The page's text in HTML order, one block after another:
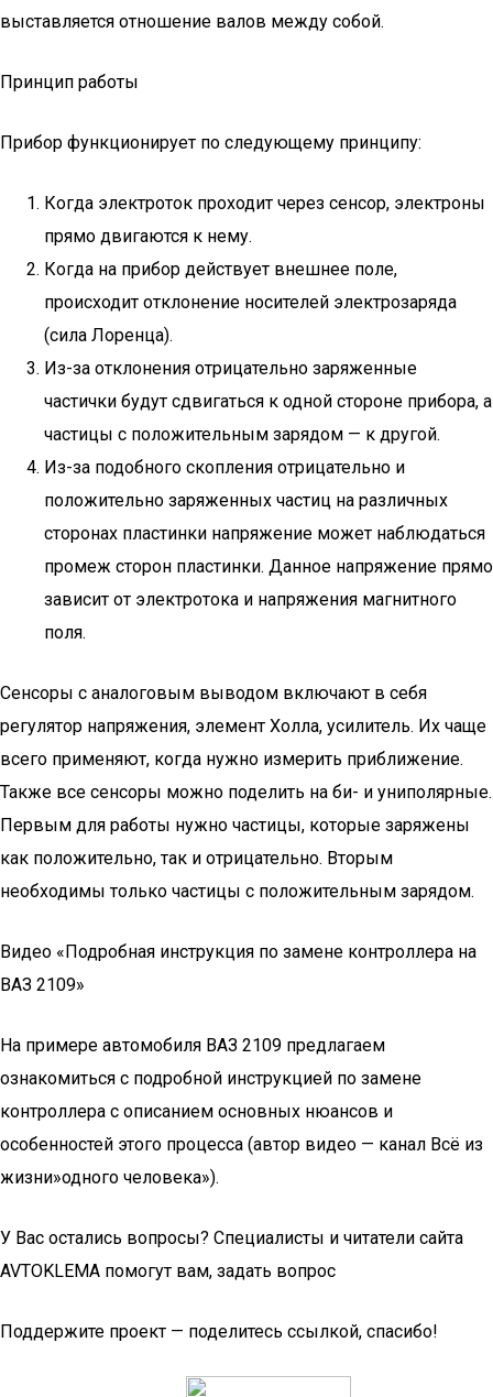
выставляется отношение валов между собой.
Принцип работы
Прибор функционирует по следующему принципу:
Когда электроток проходит через сенсор, электроны
прямо двигаются к нему.
Когда на прибор действует внешнее поле,
происходит отклонение носителей электрозаряда
(сила Лоренца).
Из-за отклонения отрицательно заряженные
частички будут сдвигаться к одной стороне прибора, а
частицы с положительным зарядом — к другой.
Из-за подобного скопления отрицательно и
положительно заряженных частиц на различных
сторонах пластинки напряжение может наблюдаться
промеж сторон пластинки. Данное напряжение прямо
зависит от электротока и напряжения магнитного
поля.
Сенсоры с аналоговым выводом включают в себя
регулятор напряжения, элемент Холла, усилитель. Их чаще
всего применяют, когда нужно измерить приближение.
Также все сенсоры можно поделить на би- и униполярные.
Первым для работы нужно частицы, которые заряжены
как положительно, так и отрицательно. Вторым
необходимы только частицы с положительным зарядом.
Видео «Подробная инструкция по замене контроллера на
ВАЗ 2109»
На примере автомобиля ВАЗ 2109 предлагаем
ознакомиться с подробной инструкцией по замене
контроллера с описанием основных нюансов и
особенностей этого процесса (автор видео — канал Всё из
жизни»одного человека»).
У Вас остались вопросы? Специалисты и читатели сайта
AVTOKLEMA помогут вам, задать вопрос
Поддержите проект — поделитесь ссылкой, спасибо!